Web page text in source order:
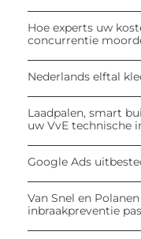
Hoe experts uw
concurrentie
Nederlands elftal
Laadpalen, smart
uw VvE technische
Google Ads
Van Snel en
inbraakpreventie